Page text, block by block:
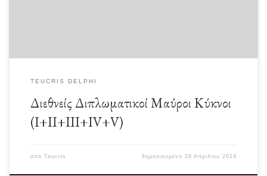
TEUCRIS DELPHI
Διεθνείς Διπλωματικοί Μαύροι Κύκνοι
(I+II+III+IV+V)
από Teucris δημοσιευμένο29 Απριλίου 2024